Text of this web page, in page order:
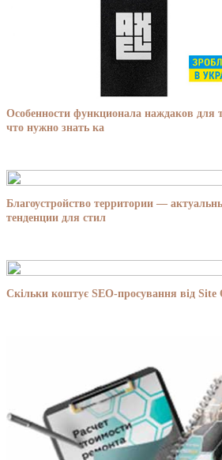
Особенности функционала наждаков для
что нужно знать ка
Благоустройство территории —
тенденции для стил
Скільки коштує SEO-просування від Site